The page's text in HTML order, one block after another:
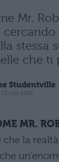
Mr.
cercando
stessa
che ti
Studentville
nov 2016
MR.
che la